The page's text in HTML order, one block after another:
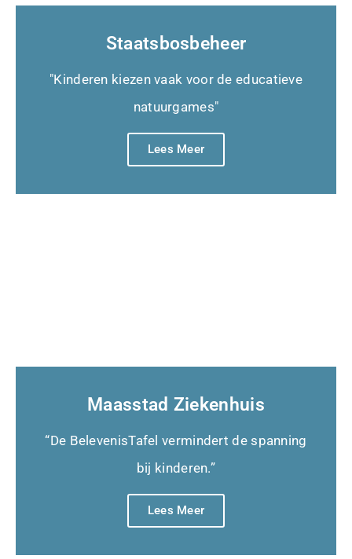
Staatsbosbeheer
"Kinderen kiezen vaak voor de educatieve
natuurgames"
Lees Meer
Maasstad Ziekenhuis
“De BelevenisTafel vermindert de spanning
bij kinderen.”
Lees Meer